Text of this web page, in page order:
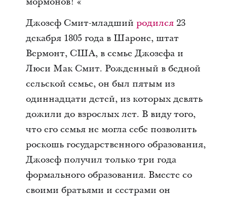
Джозеф Смит-младший родился 23
декабря 1805 года в Шароне, штат
Вермонт, США, в семье Джозефа и
Люси Мак Смит. Рожденный в бедной
сельской семье, он был пятым из
одиннадцати детей, из которых девять
дожили до взрослых лет. В виду того,
что его семья не могла себе позволить
роскошь государственного образования,
Джозеф получил только три года
формального образования. Вместе со
своими братьями и сестрами он